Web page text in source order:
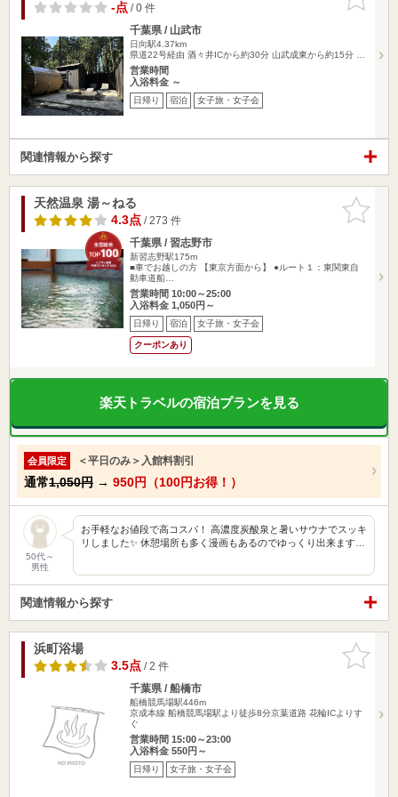
りに追加
-点/ 0 件
千葉県 / 山武市
日向駅4.37km
県道22号経由 酒々井ICから約30分 山武成東から約15分 …
営業時間
入浴料金 ～
日帰り 宿泊 女子旅・女子会
関連情報から探す
お気に入
りに追加
天然温泉 湯～ねる
4.3点/ 273 件
千葉県 / 習志野市
新習志野駅175m
■車でお越しの方 【東京方面から】 ●ルート１：東関東自
動車道船…
営業時間 10:00～25:00
入浴料金 1,050円～
日帰り 宿泊 女子旅・女子会
クーポンあり
楽天トラベルの宿泊プランを見る
会員限定 ＜平日のみ＞入館料割引
通常1,050円 → 950円（100円お得！）
50代～
男性
お手軽なお値段で高コスパ！ 高濃度炭酸泉と暑いサウナでスッキ
リしました✨ 休憩場所も多く漫画もあるのでゆっくり出来ます…
関連情報から探す
お気に入
りに追加
浜町浴場
3.5点/ 2 件
千葉県 / 船橋市
船橋競馬場駅446m
京成本線 船橋競馬場駅より徒歩8分京葉道路 花輪ICよりす
ぐ
営業時間 15:00～23:00
入浴料金 550円～
日帰り 女子旅・女子会